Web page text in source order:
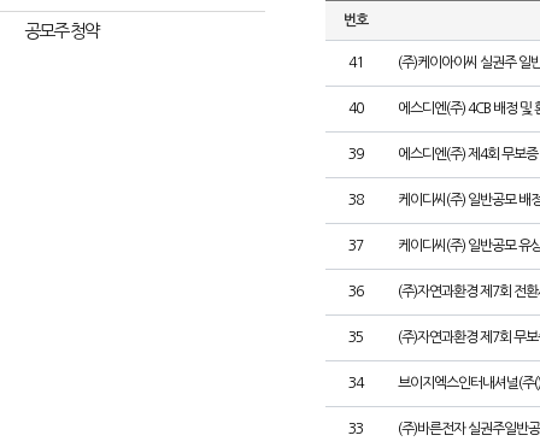
공모주 청약
번호
41 (주)케이아이씨 실권주 일
40 에스디엔(주) 4CB 배정 및
39 에스디엔(주) 제4회 무보
38 케이디씨(주) 일반공모 배
37 케이디씨(주) 일반공모 유
36 (주)자연과환경 제7회 전
35 (주)자연과환경 제7회 무
34 브이지엑스인터내셔널(주
33 (주)바른전자 실권주일반